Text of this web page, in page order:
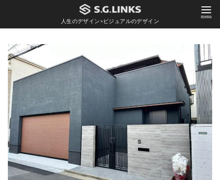
人生のデザイン×ビジュアルのデザイン